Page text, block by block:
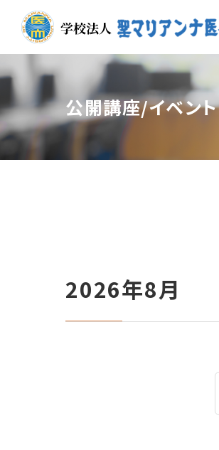
公開講座/イベント
2026年8月